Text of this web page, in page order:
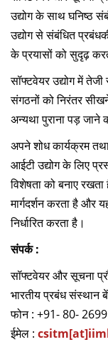
कार्यपालक शिक्षा
उत्कृष्टता केंद्र
संकाय
अनुसंधान
जर्नल
दान
उद्योग के साथ घनिष्‍ठ
उद्योग से संबंधित
के प्रयासों को सुदृढ़
सॉफ्टवेयर उद्योग में तेजी
संगठनों को निरंतर
अन्‍यथा पुराना पड़ जाने
अपने शोध कार्यक्रम
आईटी उद्योग के लिए
विशेषता को बनाए
मार्गदर्शन करता है और
निर्धारित करता है।
संपर्क :
सॉफ्टवेयर और सूचना
भारतीय प्रबंध संस्‍थान
फोन : +91- 80-
ईमेल :